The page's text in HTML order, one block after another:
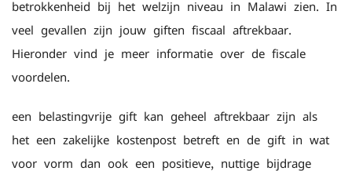
betrokkenheid bij het welzijn niveau in Malawi zien. In
veel gevallen zijn jouw giften fiscaal aftrekbaar.
Hieronder vind je meer informatie over de fiscale
voordelen.
een belastingvrije gift kan geheel aftrekbaar zijn als
het een zakelijke kostenpost betreft en de gift in wat
voor vorm dan ook een positieve, nuttige bijdrage